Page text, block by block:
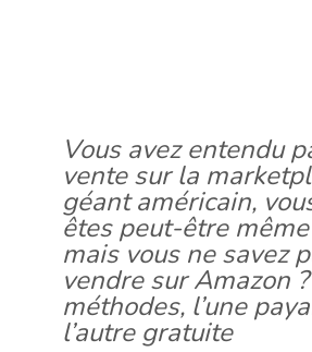
Vous avez entendu
vente sur la
géant américain,
êtes peut-être
mais vous ne savez
vendre sur Amazon
méthodes, l’une
l’autre gratuite